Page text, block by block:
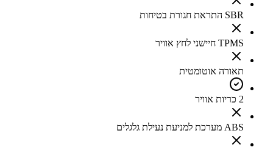
SBR התראת חגורת בטיחות
TPMS חיישני לחץ אוויר
תאורה אוטומטית
2 כריות אוויר
ABS מערכת למניעת נעילת גלגלים